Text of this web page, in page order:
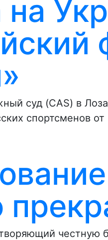
суд (CAS) в
спортсменов
честную